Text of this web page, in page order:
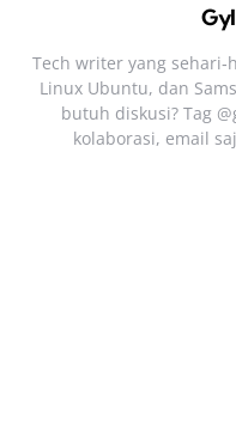
Tech writer yang
Linux Ubuntu, dan
butuh diskusi? Tag
kolaborasi, email